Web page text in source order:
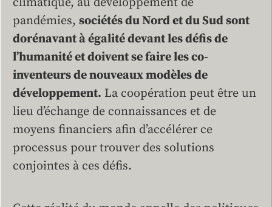
pandémies, sociétés du Nord et du Sud sont
dorénavant à égalité devant les défis de
l’humanité et doivent se faire les co-
inventeurs de nouveaux modèles de
développement. La coopération peut être un
lieu d’échange de connaissances et de
moyens financiers afin d’accélérer ce
processus pour trouver des solutions
conjointes à ces défis.